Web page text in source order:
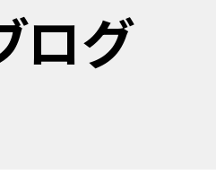
ログ